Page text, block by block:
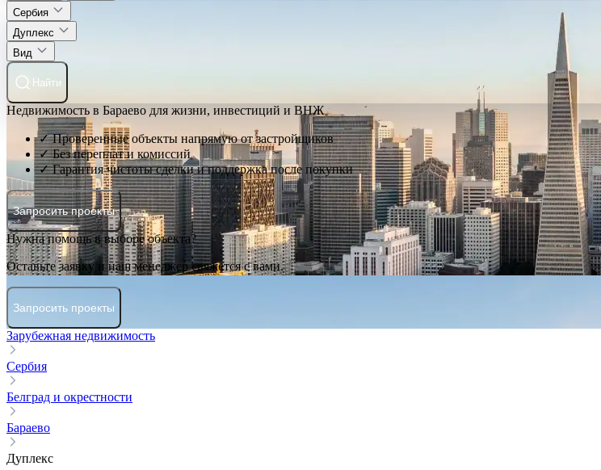
Сербия
Дуплекс
Вид
Найти
Недвижимость в Бараево для жизни, инвестиций и ВНЖ
✓ Проверенные объекты напрямую от застройщиков
✓ Без переплат и комиссий
✓ Гарантия чистоты сделки и поддержка после покупки
Запросить проекты
Нужна помощь в выборе объекта?
Оставьте заявку и наш менеджер свяжется с вами.
Запросить проекты
Зарубежная недвижимость
Сербия
Белград и окрестности
Бараево
Дуплекс